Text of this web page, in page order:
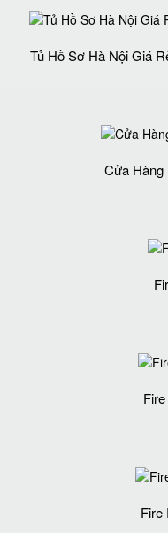
Tủ Hồ Sơ Hà Nội Giá
Cửa Hàng
Fire